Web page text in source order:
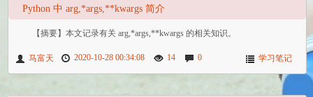
Python 中 arg,*args,**kwargs 简介
【摘要】本文记录有关 arg,*args,**kwargs 的相关知识。
2020-10-28 00:34:08 14 0 学习笔记
马富天